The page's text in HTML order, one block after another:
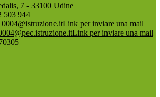
7 - 33100 Udine
503 944
Link per inviare una mail
Link per inviare una mail